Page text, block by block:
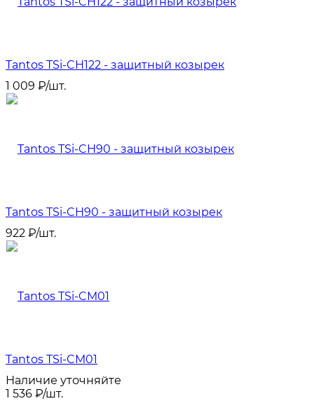
Tantos TSi-CH122 - защитный козырек
1 009 ₽/шт.
Tantos TSi-CH90 - защитный козырек
922 ₽/шт.
Tantos TSi-CM01
Наличие уточняйте
1 536 ₽/шт.